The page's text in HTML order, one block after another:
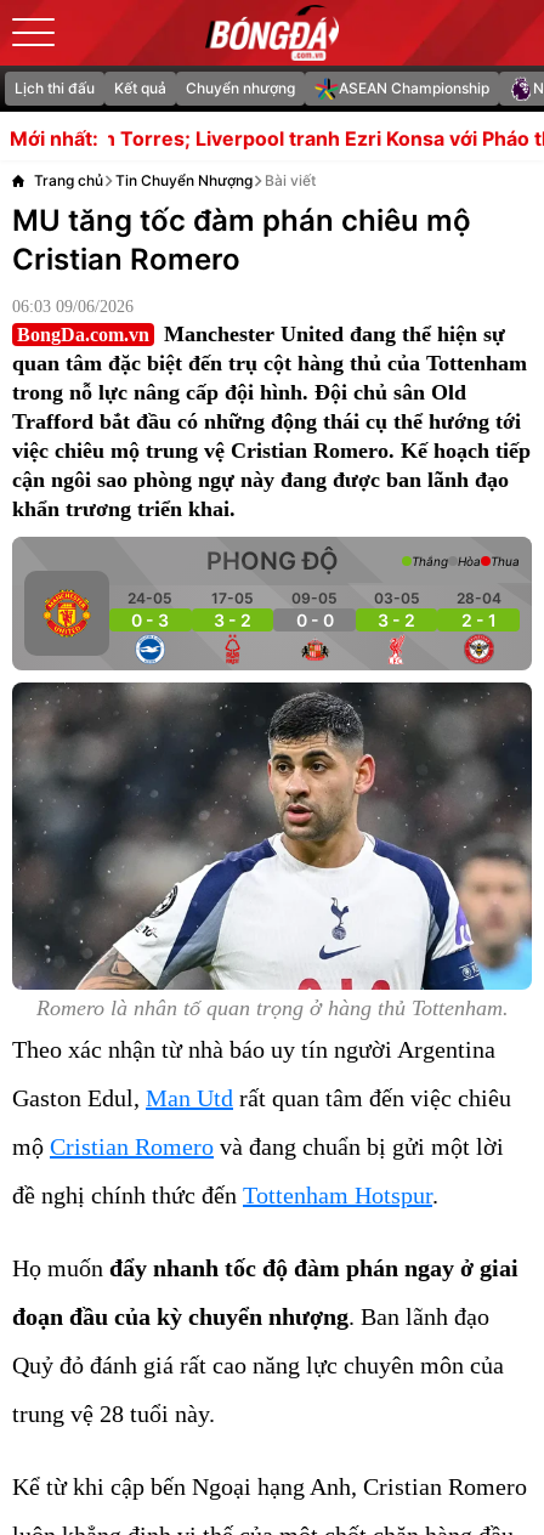
Lịch thi đấu Kết quả Chuyển nhượng ASEAN Championship
Mới nhất:tranh Ezri Konsa với Pháo thủ Fabrizio
Trang chủ Tin Chuyển Nhượng Bài viết
MU tăng tốc đàm phán chiêu mộ
Cristian Romero
06:03 09/06/2026
BongDa.com.vn
Manchester United đang thể hiện sự
quan tâm đặc biệt đến trụ cột hàng thủ của Tottenham
trong nỗ lực nâng cấp đội hình. Đội chủ sân Old
Trafford bắt đầu có những động thái cụ thể hướng tới
việc chiêu mộ trung vệ Cristian Romero. Kế hoạch tiếp
cận ngôi sao phòng ngự này đang được ban lãnh đạo
khẩn trương triển khai.
PHONG ĐỘ
24-05
0 - 3
17-05
3 - 2
09-05
0 - 0
03-05
3 - 2
28-04
2 - 1
Thắng Hòa Thua
Romero là nhân tố quan trọng ở hàng thủ Tottenham.
Theo xác nhận từ nhà báo uy tín người Argentina
Gaston Edul, Man Utd rất quan tâm đến việc chiêu
mộ Cristian Romero và đang chuẩn bị gửi một lời
đề nghị chính thức đến Tottenham Hotspur.
Họ muốn đẩy nhanh tốc độ đàm phán ngay ở giai
đoạn đầu của kỳ chuyển nhượng. Ban lãnh đạo
Quỷ đỏ đánh giá rất cao năng lực chuyên môn của
trung vệ 28 tuổi này.
Kể từ khi cập bến Ngoại hạng Anh, Cristian Romero